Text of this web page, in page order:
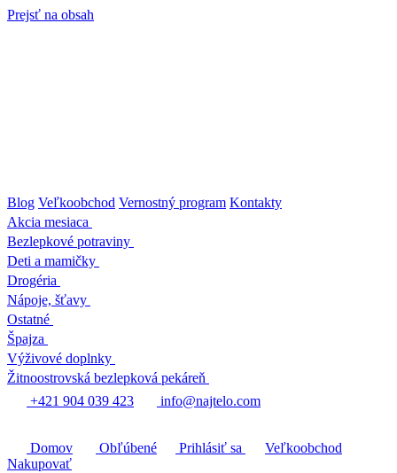
Prejsť na obsah
Blog Veľkoobchod Vernostný program Kontakty
Akcia mesiaca
Bezlepkové potraviny
Deti a mamičky
Drogéria
Nápoje, šťavy
Ostatné
Špajza
Výživové doplnky
Žitnoostrovská bezlepková pekáreň
+421 904 039 423
info@najtelo.com
Domov Obľúbené Prihlásiť sa
Veľkoobchod
Nakupovať